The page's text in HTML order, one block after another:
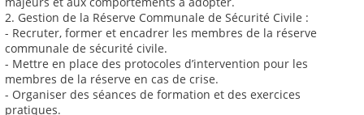
2. Gestion de la Réserve Communale de Sécurité Civile :
- Recruter, former et encadrer les membres de la réserve
communale de sécurité civile.
- Mettre en place des protocoles d’intervention pour les
membres de la réserve en cas de crise.
- Organiser des séances de formation et des exercices
pratiques.